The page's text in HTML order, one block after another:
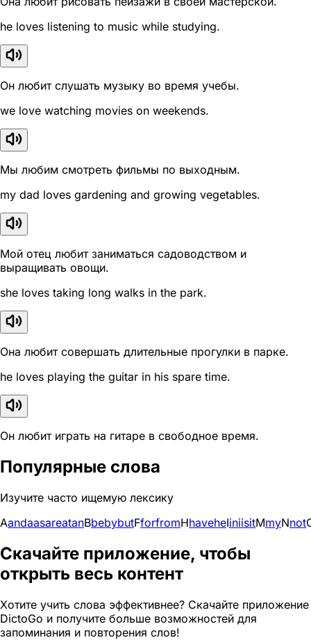
he loves listening to music while studying.
Он любит слушать музыку во время учебы.
we love watching movies on weekends.
Мы любим смотреть фильмы по выходным.
my dad loves gardening and growing vegetables.
Мой отец любит заниматься садоводством и
выращивать овощи.
she loves taking long walks in the park.
Она любит совершать длительные прогулки в парке.
he loves playing the guitar in his spare time.
Он любит играть на гитаре в свободное время.
Популярные слова
Изучите часто ищемую лексику
AandaasareatanBbebybutFforfromHhaveheIiniisitMmyNnot
Скачайте приложение, чтобы
открыть весь контент
Хотите учить слова эффективнее? Скачайте приложение
DictoGo и получите больше возможностей для
запоминания и повторения слов!